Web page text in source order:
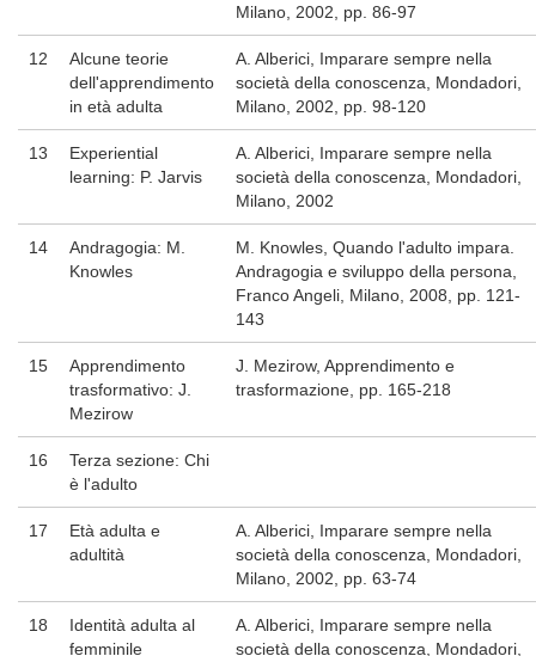
Milano, 2002, pp. 86-97
12
Alcune teorie
dell'apprendimento
in età adulta
A. Alberici, Imparare sempre nella
società della conoscenza, Mondadori,
Milano, 2002, pp. 98-120
13
Experiential
learning: P. Jarvis
A. Alberici, Imparare sempre nella
società della conoscenza, Mondadori,
Milano, 2002
14
Andragogia: M.
Knowles
M. Knowles, Quando l'adulto impara.
Andragogia e sviluppo della persona,
Franco Angeli, Milano, 2008, pp. 121-
143
15
Apprendimento
trasformativo: J.
Mezirow
J. Mezirow, Apprendimento e
trasformazione, pp. 165-218
16
Terza sezione: Chi
è l'adulto
17
Età adulta e
adultità
A. Alberici, Imparare sempre nella
società della conoscenza, Mondadori,
Milano, 2002, pp. 63-74
18
Identità adulta al
femminile
A. Alberici, Imparare sempre nella
società della conoscenza, Mondadori,